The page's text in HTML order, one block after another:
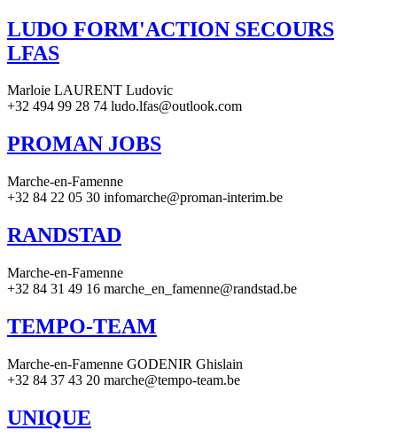
LUDO FORM'ACTION SECOURS
LFAS
Marloie LAURENT Ludovic
+32 494 99 28 74 ludo.lfas@outlook.com
PROMAN JOBS
Marche-en-Famenne
+32 84 22 05 30 infomarche@proman-interim.be
RANDSTAD
Marche-en-Famenne
+32 84 31 49 16 marche_en_famenne@randstad.be
TEMPO-TEAM
Marche-en-Famenne GODENIR Ghislain
+32 84 37 43 20 marche@tempo-team.be
UNIQUE